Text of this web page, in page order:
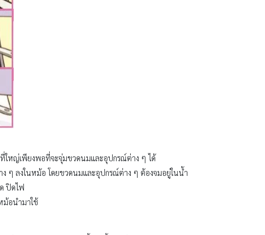
ใหญ่เพียงพอที่จะจุ่มขวดนมและอุปกรณ์ต่าง ๆ ได้
ๆ ลงในหม้อ โดยขวดนมและอุปกรณ์ต่าง ๆ ต้องจมอยู่ในน้ำ
ปิดไฟ
ม้อนำมาใช้